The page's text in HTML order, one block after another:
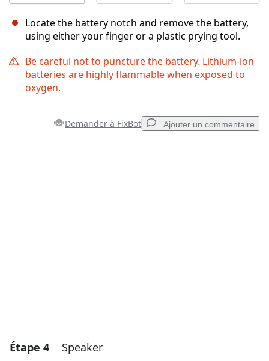
Locate the battery notch and remove the battery,
using either your finger or a plastic prying tool.
Be careful not to puncture the battery. Lithium-ion
batteries are highly flammable when exposed to
oxygen.
Demander à FixBot Ajouter un commentaire
Étape 4 Speaker